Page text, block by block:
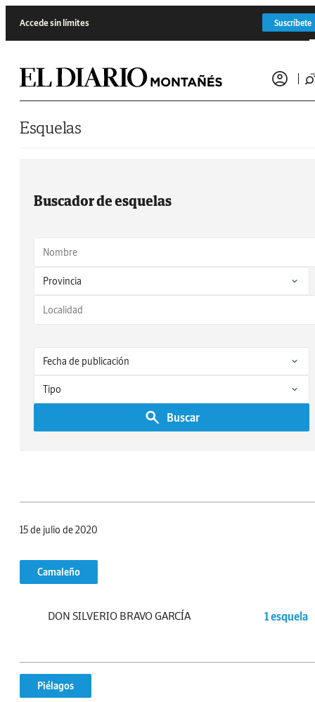
Accede sin límites Suscríbete
Esquelas
Buscador de esquelas
Buscar
15 de julio de 2020
Camaleño
DON SILVERIO BRAVO GARCÍA 1 esquela
Piélagos